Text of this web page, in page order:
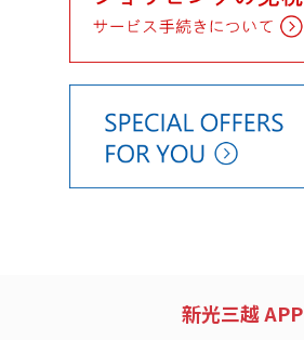
新光三越 APP